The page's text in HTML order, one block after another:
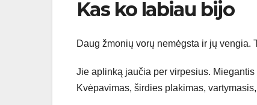
Kas ko labiau bijo
Daug žmonių vorų nemėgsta ir jų
Jie aplinką jaučia per virpesius.
Kvėpavimas, širdies plakimas,